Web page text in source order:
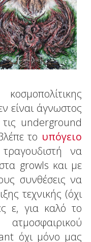
είναι άγνωστος
underground
το υπόγειο
να
στα growls και με
συνθέσεις να
τεχνικής (όχι
ε, για καλό το
όχι μόνο μας